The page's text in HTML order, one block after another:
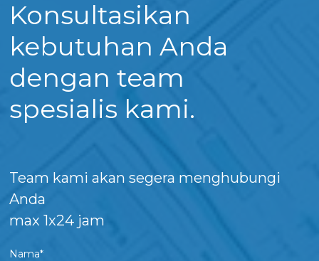
Konsultasikan
kebutuhan Anda
dengan team
spesialis kami.
Team kami akan segera menghubungi
Anda
max 1x24 jam
Nama*